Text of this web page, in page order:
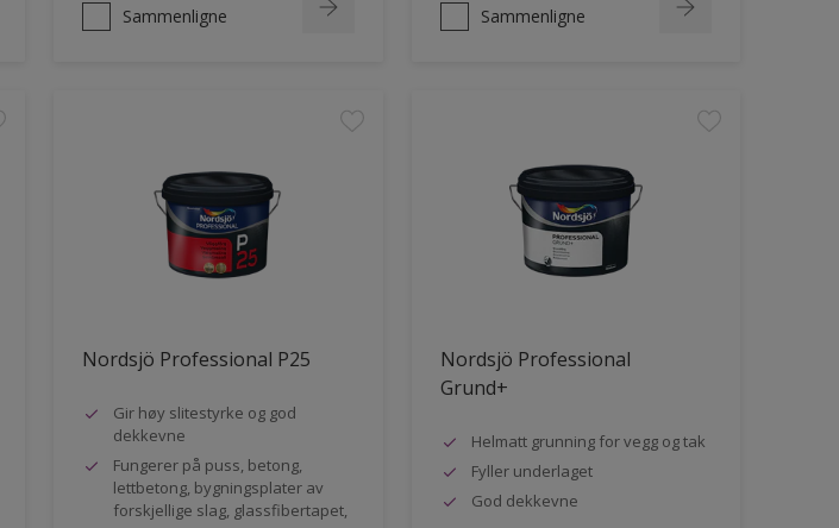
Sammenligne Sammenligne
Nordsjö Professional P25
Gir høy slitestyrke og god
dekkevne
Fungerer på puss, betong,
lettbetong, bygningsplater av
forskjellige slag, glassfibertapet,
Nordsjö Professional
Grund+
Helmatt grunning for vegg og tak
Fyller underlaget
God dekkevne